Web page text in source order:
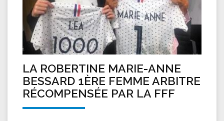
LA ROBERTINE MARIE-ANNE
BESSARD 1ÈRE FEMME ARBITRE
RÉCOMPENSÉE PAR LA FFF